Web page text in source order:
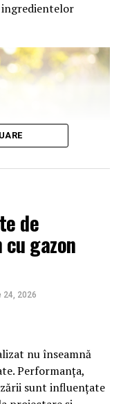
parfum de vară?
care transmit
Citricele sunt
deoarece
și se dezvoltă
de soare.
curate sau
adaugă profunzime
de
gazon
24, 2026
nu înseamnă
Performanța,
sunt influențate